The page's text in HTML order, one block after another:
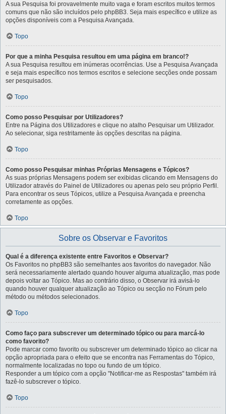
A sua Pesquisa foi provavelmente muito vaga e foram escritos muitos termos
comuns que não são incluídos pelo phpBB3. Seja mais específico e utilize as
opções disponíveis com a Pesquisa Avançada.
Topo
Por que a minha Pesquisa resultou em uma página em branco!?
A sua Pesquisa resultou em inúmeras ocorrências. Use a Pesquisa Avançada
e seja mais específico nos termos escritos e selecione secções onde possam
ser pesquisados.
Topo
Como posso Pesquisar por Utilizadores?
Entre na Página dos Utilizadores e clique no atalho Pesquisar um Utilizador.
Ao selecionar, siga restritamente às opções descritas na página.
Topo
Como posso Pesquisar minhas Próprias Mensagens e Tópicos?
As suas próprias Mensagens podem ser exibidas clicando em Mensagens do
Utilizador através do Painel de Utilizadores ou apenas pelo seu próprio Perfil.
Para encontrar os seus Tópicos, utilize a Pesquisa Avançada e preencha
corretamente as opções.
Topo
Sobre os Observar e Favoritos
Qual é a diferença existente entre Favoritos e Observar?
Os Favoritos no phpBB3 são semelhantes aos favoritos do navegador. Não
será necessariamente alertado quando houver alguma atualização, mas pode
depois voltar ao Tópico. Mas ao contrário disso, o Observar irá avisá-lo
quando houver qualquer atualização ao Tópico ou secção no Fórum pelo
método ou métodos selecionados.
Topo
Como faço para subscrever um determinado tópico ou para marcá-lo
como favorito?
Pode marcar como favorito ou subscrever um determinado tópico ao clicar na
opção apropriada para o efeito que se encontra nas Ferramentas do Tópico,
normalmente localizadas no topo ou fundo de um tópico.
Responder a um tópico com a opção "Notificar-me as Respostas" também irá
fazê-lo subscrever o tópico.
Topo